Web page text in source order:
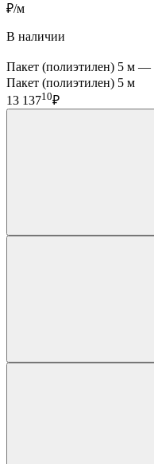
₽/м
В наличии
Пакет (полиэтилен) 5 м —
Пакет (полиэтилен) 5 м
13 13710₽